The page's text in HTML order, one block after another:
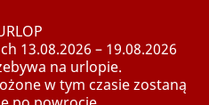
13.08.2026 – 19.08.2026
na urlopie.
w tym czasie zostaną